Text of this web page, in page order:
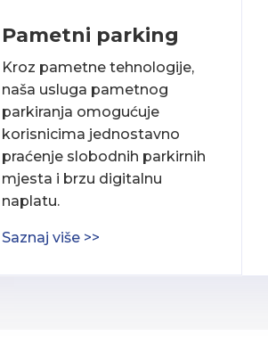
Pametni parking
Kroz pametne tehnologije,
naša usluga pametnog
parkiranja omogućuje
korisnicima jednostavno
praćenje slobodnih parkirnih
mjesta i brzu digitalnu
naplatu.
Saznaj više >>